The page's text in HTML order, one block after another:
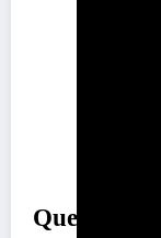
Quels sont